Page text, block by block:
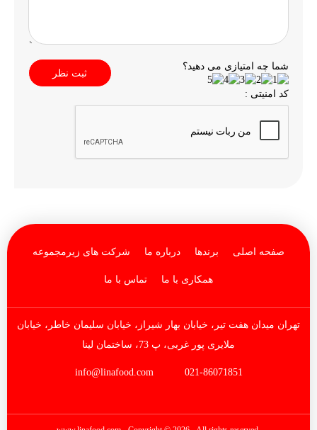
شما چه امتیازی می دهید؟
ثبت نظر
کد امنیتی :
صفحه اصلی برندها درباره ما شرکت های زیرمجموعه
همکاری با ما تماس با ما
تهران میدان هفت تیر، خیابان بهار شیراز، خیابان سلیمان خاطر، خیابان
ملایری پور غربی، پ 73، ساختمان لینا
021-86071851
info@linafood.com